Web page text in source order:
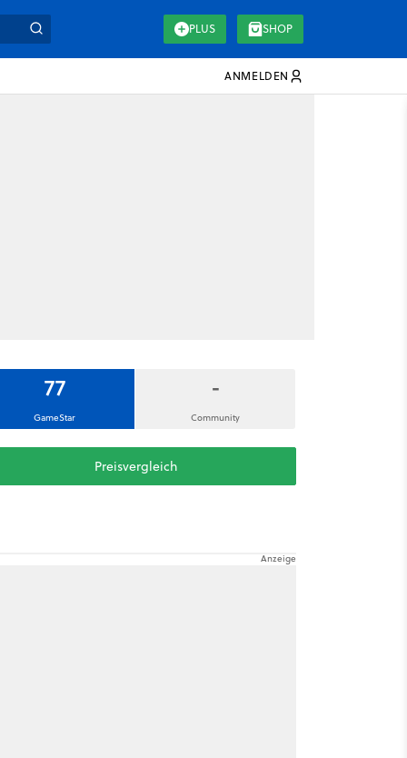
PLUS SHOP
ANMELDEN
77
GameStar
-
Community
Preisvergleich